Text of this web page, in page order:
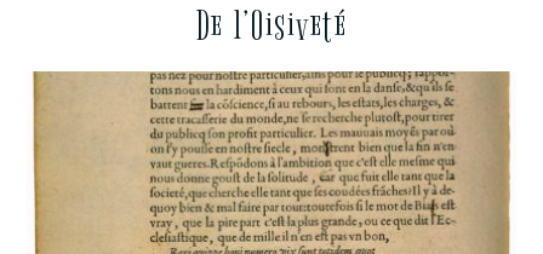
De l’Oisiveté